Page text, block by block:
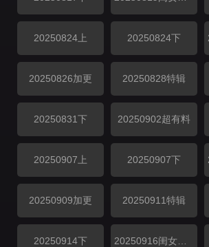
20250824上 20250824下
20250826加更 20250828特辑
20250831下 20250902超有料
20250907上 20250907下
20250909加更 20250911特辑
20250914下 20250916闺女超有料